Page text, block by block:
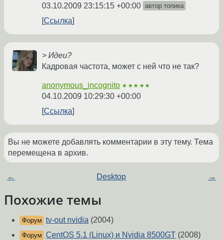
03.10.2009 23:15:15 +00:00 автор топика
Ссылка
> Идеи?
Кадровая частота, может с ней что не так?
anonymous_incognito ★★★★★
04.10.2009 10:29:30 +00:00
Ссылка
Вы не можете добавлять комментарии в эту тему. Тема
перемещена в архив.
← Desktop →
Похожие темы
Форум tv-out nvidia (2004)
Форум CentOS 5.1 (Linux) и Nvidia 8500GT (2008)